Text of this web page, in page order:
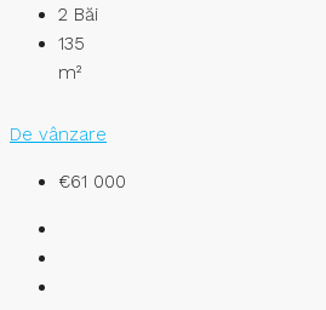
2 Băi
135
m²
De vânzare
€61 000